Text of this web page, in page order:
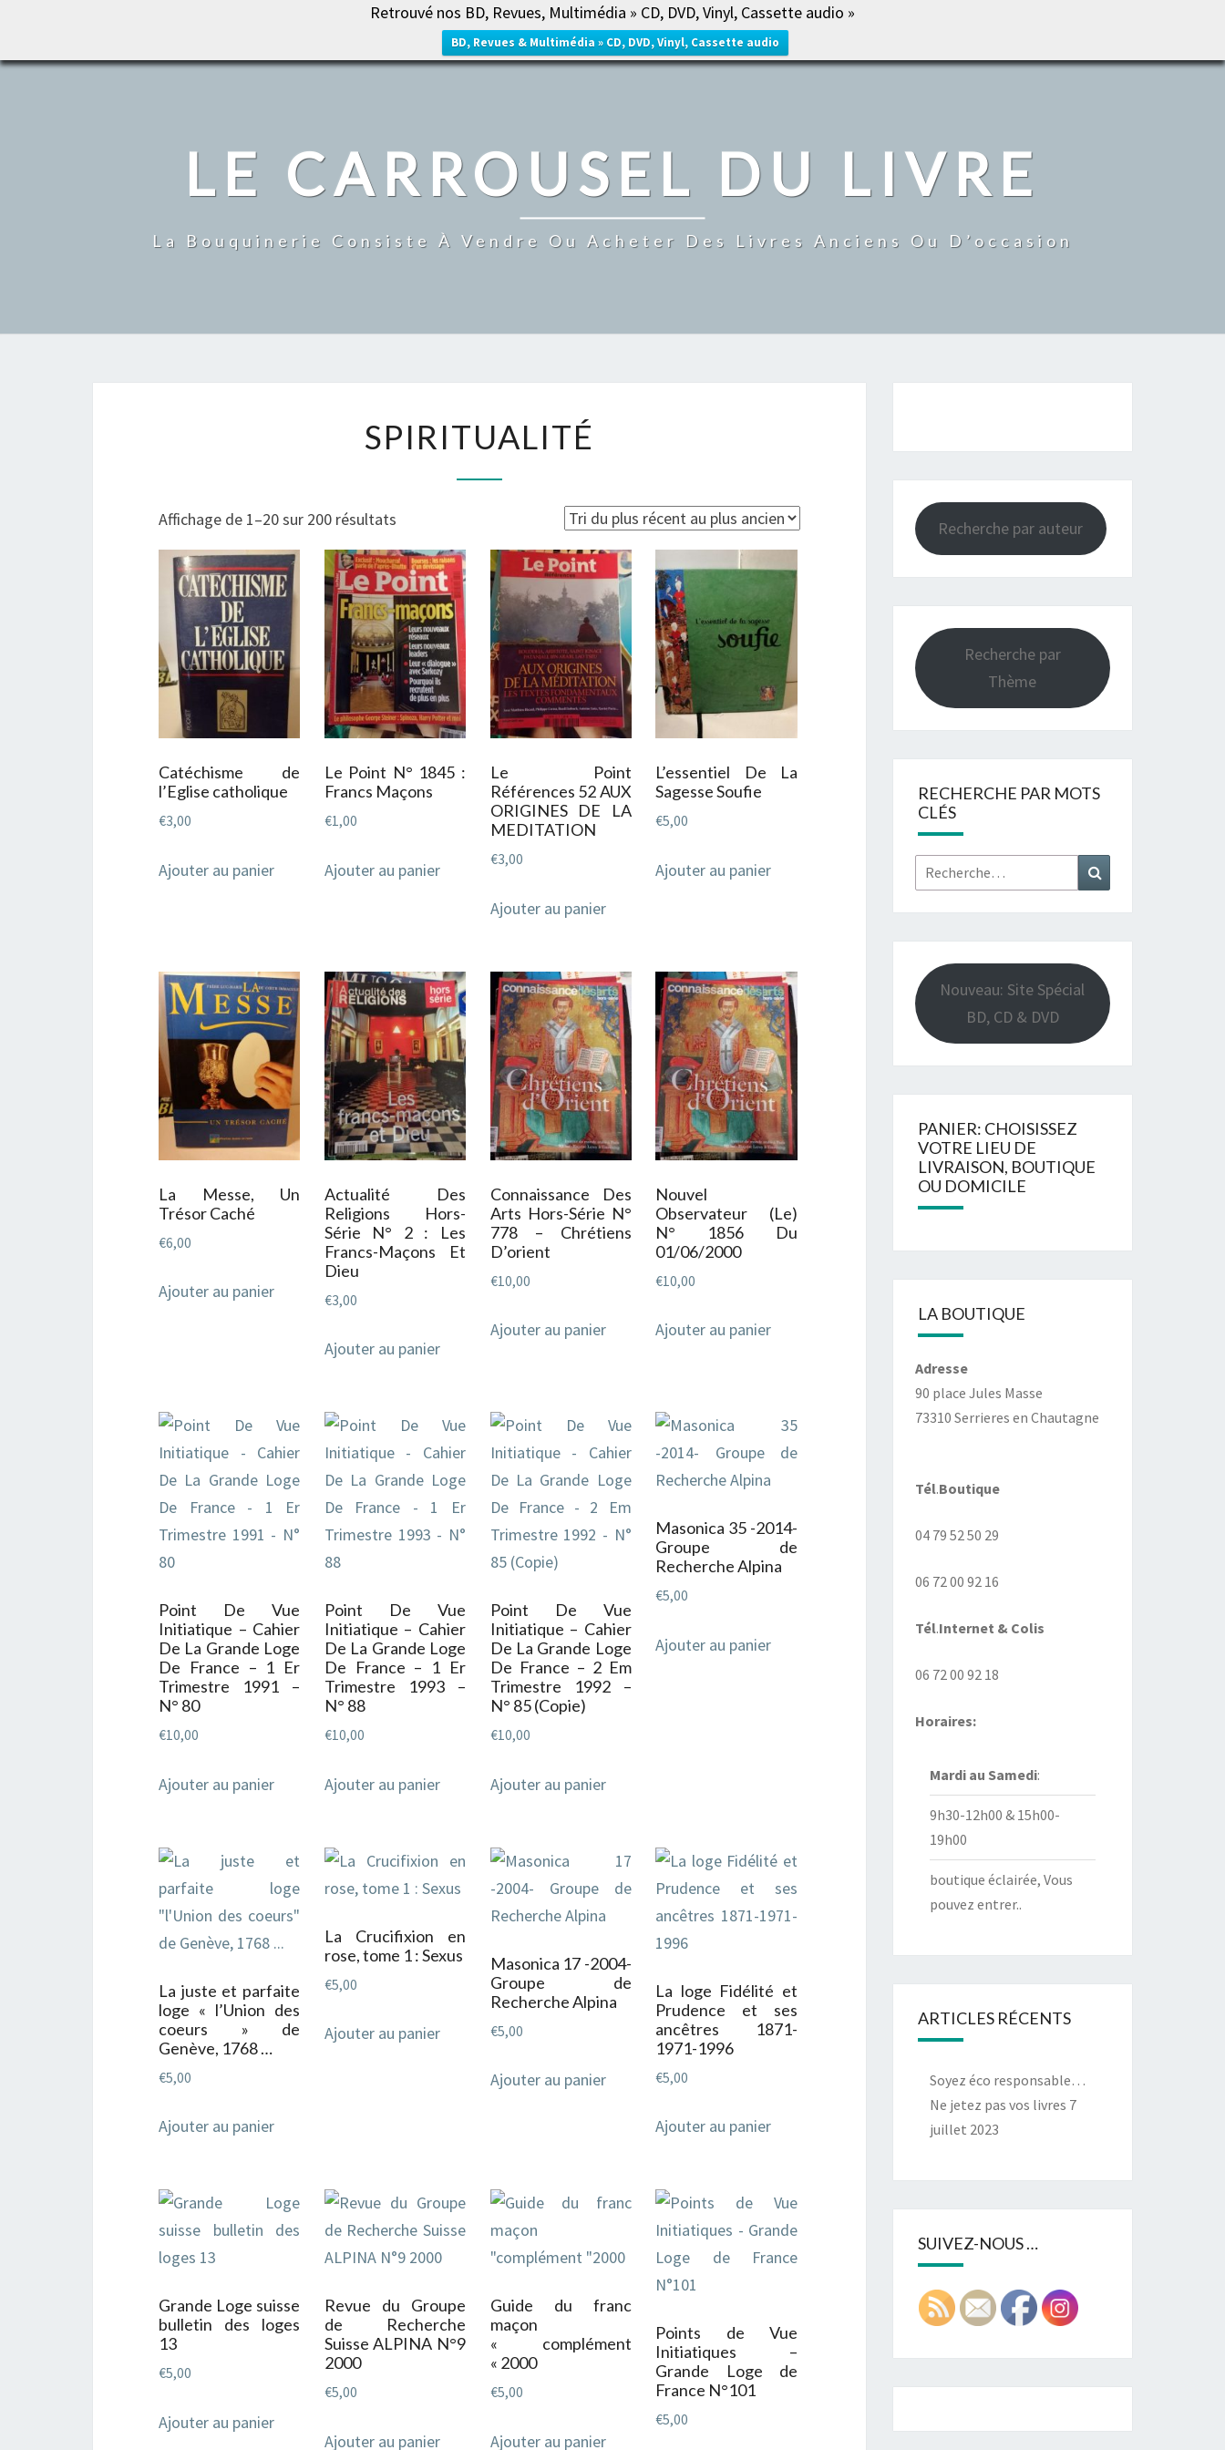
Retrouvé nos BD, Revues, Multimédia » CD, DVD, Vinyl, Cassette audio »
BD, Revues & Multimédia » CD, DVD, Vinyl, Cassette audio
ACCUEIL
LE CARROUSEL DU LIVRE
La Bouquinerie Consiste À Vendre Ou Acheter Des Livres Anciens Ou D’occasion
SPIRITUALITÉ
Affichage de 1–20 sur 200 résultats
du
plus
récent
au
plus
ancien
Catéchisme de
l’Eglise catholique
€3,00
Ajouter au panier
Le Point N° 1845 :
Francs Maçons
€1,00
Ajouter au panier
Le Point
Références 52 AUX
ORIGINES DE LA
MEDITATION
€3,00
Ajouter au panier
L’essentiel De La
Sagesse Soufie
€5,00
Ajouter au panier
La Messe, Un
Trésor Caché
€6,00
Ajouter au panier
Actualité Des
Religions Hors-
Série N° 2 : Les
Francs-Maçons Et
Dieu
€3,00
Ajouter au panier
Connaissance Des
Arts Hors-Série N°
778 – Chrétiens
D’orient
€10,00
Ajouter au panier
Nouvel
Observateur (Le)
N° 1856 Du
01/06/2000
€10,00
Ajouter au panier
Point De Vue
Initiatique – Cahier
De La Grande Loge
De France – 1 Er
Trimestre 1991 –
N° 80
€10,00
Ajouter au panier
Point De Vue
Initiatique – Cahier
De La Grande Loge
De France – 1 Er
Trimestre 1993 –
N° 88
€10,00
Ajouter au panier
Point De Vue
Initiatique – Cahier
De La Grande Loge
De France – 2 Em
Trimestre 1992 –
N° 85 (Copie)
€10,00
Ajouter au panier
Masonica 35 -2014-
Groupe de
Recherche Alpina
€5,00
Ajouter au panier
La juste et parfaite
loge « l’Union des
coeurs » de
Genève, 1768 …
€5,00
Ajouter au panier
La Crucifixion en
rose, tome 1 : Sexus
€5,00
Ajouter au panier
Masonica 17 -2004-
Groupe de
Recherche Alpina
€5,00
Ajouter au panier
La loge Fidélité et
Prudence et ses
ancêtres 1871-
1971-1996
€5,00
Ajouter au panier
Grande Loge suisse
bulletin des loges
13
€5,00
Ajouter au panier
Revue du Groupe
de Recherche
Suisse ALPINA N°9
2000
€5,00
Ajouter au panier
Guide du franc
maçon
« complément
« 2000
€5,00
Ajouter au panier
Points de Vue
Initiatiques –
Grande Loge de
France N°101
€5,00
Recherche par auteur
Recherche par
Thème
RECHERCHE PAR MOTS
CLÉS
Rechercher :
Nouveau: Site Spécial
BD, CD & DVD
PANIER: CHOISISSEZ
VOTRE LIEU DE
LIVRAISON, BOUTIQUE
OU DOMICILE
LA BOUTIQUE
Adresse
90 place Jules Masse
73310 Serrieres en Chautagne
Tél.Boutique
04 79 52 50 29
06 72 00 92 16
Tél.Internet & Colis
06 72 00 92 18
Horaires:
Mardi au Samedi:
9h30-12h00 & 15h00-
19h00
boutique éclairée, Vous
pouvez entrer..
ARTICLES RÉCENTS
Soyez éco responsable…
Ne jetez pas vos livres 7
juillet 2023
SUIVEZ-NOUS …